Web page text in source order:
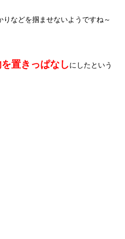
などを掴ませないようですね～
置きっぱなしにしたという